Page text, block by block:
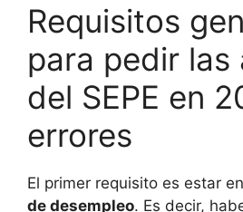
Requisitos
para pedir las
del SEPE en
errores
El primer requisito es estar en
de desempleo. Es decir,